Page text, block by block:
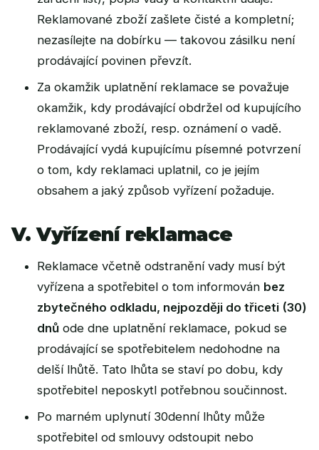
Reklamované zboží zašlete čisté a kompletní;
nezasílejte na dobírku — takovou zásilku není
prodávající povinen převzít.
Za okamžik uplatnění reklamace se považuje
okamžik, kdy prodávající obdržel od kupujícího
reklamované zboží, resp. oznámení o vadě.
Prodávající vydá kupujícímu písemné potvrzení
o tom, kdy reklamaci uplatnil, co je jejím
obsahem a jaký způsob vyřízení požaduje.
V. Vyřízení reklamace
Reklamace včetně odstranění vady musí být
vyřízena a spotřebitel o tom informován bez
zbytečného odkladu, nejpozději do třiceti (30)
dnů ode dne uplatnění reklamace, pokud se
prodávající se spotřebitelem nedohodne na
delší lhůtě. Tato lhůta se staví po dobu, kdy
spotřebitel neposkytl potřebnou součinnost.
Po marném uplynutí 30denní lhůty může
spotřebitel od smlouvy odstoupit nebo